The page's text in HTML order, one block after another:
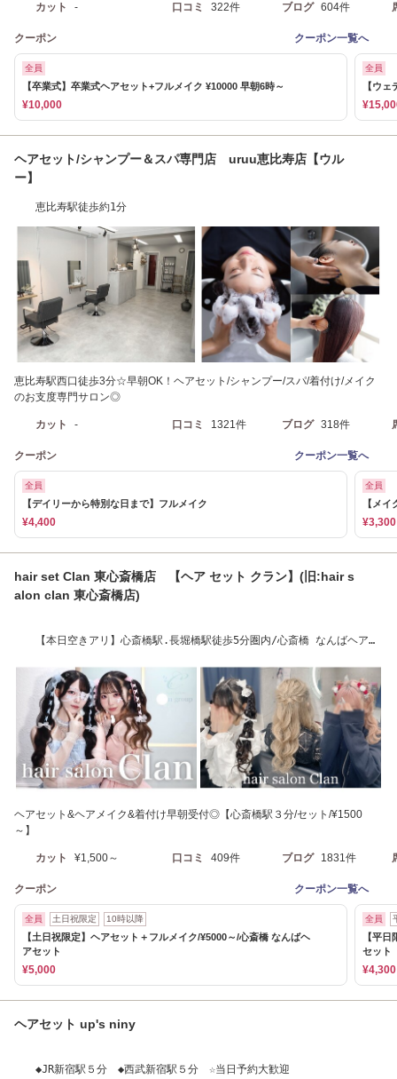
カット - 口コミ 322件 ブログ 604件
クーポン クーポン一覧へ
全員
【卒業式】卒業式ヘアセット+フルメイク ¥10000 早朝6時～
¥10,000
全員
【ウ
ヘアセット/シャンプー＆スパ専門店 uruu恵比寿店【ウル
ー】
恵比寿駅徒歩約1分
恵比寿駅西口徒歩3分☆早朝OK！ヘアセット/シャンプー/スパ/着付け/メイク
のお支度専門サロン◎
カット - 口コミ 1321件 ブログ 318件
クーポン クーポン一覧へ
全員
【デイリーから特別な日まで】フルメイク
¥4,400
全員
【メ
¥3,300
hair set Clan 東心斎橋店 【ヘア セット クラン】(旧:hair s
alon clan 東心斎橋店)
【本日空きアリ】心斎橋駅.長堀橋駅徒歩5分圏内/心斎橋 なんばヘアセ
ヘアセット&ヘアメイク&着付け早朝受付◎【心斎橋駅３分/セット/¥1500
～】
カット ¥1,500～ 口コミ 409件 ブログ 1831件
クーポン クーポン一覧へ
全員 土日祝限定 10時以降
【土日祝限定】ヘアセット＋フルメイク/¥5000～/心斎橋 なんばヘ
アセット
¥5,000
全員
【平
セット
¥4,300
ヘアセット up's niny
◆JR新宿駅５分 ◆西武新宿駅５分 ☆当日予約大歓迎